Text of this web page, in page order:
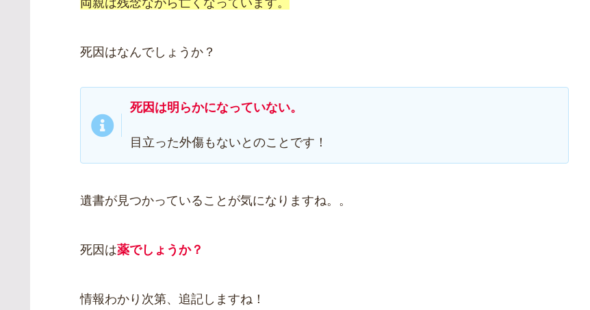
両親は残念ながら亡くなっています。
死因はなんでしょうか？
死因は明らかになっていない。
目立った外傷もないとのことです！
遺書が見つかっていることが気になりますね。。
死因は薬でしょうか？
情報わかり次第、追記しますね！